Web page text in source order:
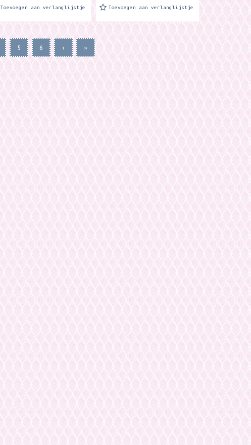
Toevoegen aan verlanglijstje Toevoegen aan verlanglijstje
5 6 › »